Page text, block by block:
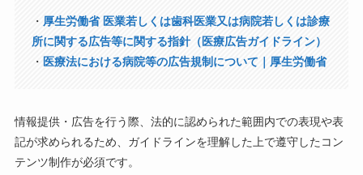
・ 厚生労働省 医業若しくは歯科医業又は病院若しくは診療
所に関する広告等に関する指針（医療広告ガイドライン）
・ 医療法における病院等の広告規制について｜厚生労働省
情報提供・広告を行う際、法的に認められた範囲内での表現や表
記が求められるため、ガイドラインを理解した上で遵守したコン
テンツ制作が必須です。